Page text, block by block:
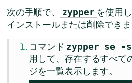
次の手順で、 zypper を使用
インストールまたは削除できま
コマンド zypper se
用して、存在するすべて
ジを一覧表示します。